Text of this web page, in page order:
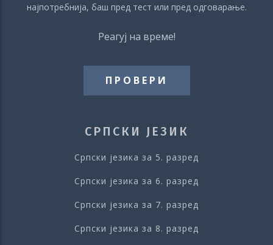
најпотребнија, баш пред тест или пред одговарање.
Реагуј на време!
ПРОВЕРИ
СРПСКИ ЈЕЗИК
Српски језика за 5. разред
Српски језика за 6. разред
Српски језика за 7. разред
Српски језика за 8. разред